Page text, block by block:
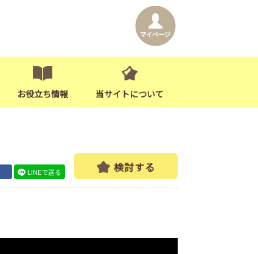
お役立ち情報 当サイトについて
LINEで送る 検討する